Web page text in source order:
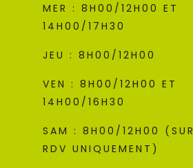
MER : 8H00/12H00 ET
14H00/17H30
JEU : 8H00/12H00
VEN : 8H00/12H00 ET
14H00/16H30
SAM : 8H00/12H00 (SUR
RDV UNIQUEMENT)